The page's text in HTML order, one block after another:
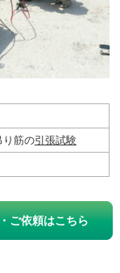
り筋の引張試験
ご依頼はこちら